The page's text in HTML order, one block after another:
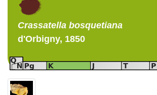
Crassatella bosquetiana
d'Orbigny, 1850